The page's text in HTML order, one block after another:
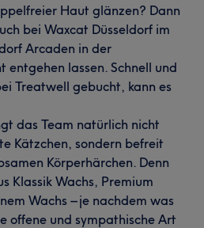
Haut glänzen? Dann
bei Waxcat Düsseldorf im
Arcaden in der
entgehen lassen. Schnell und
Treatwell gebucht, kann es
das Team natürlich nicht
Kätzchen, sondern befreit
Körperhärchen. Denn
Klassik Wachs, Premium
Wachs – je nachdem was
offene und sympathische Art